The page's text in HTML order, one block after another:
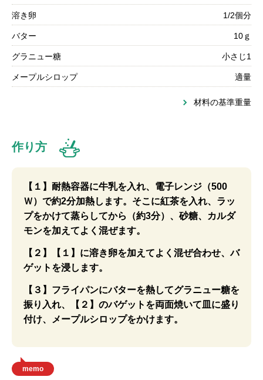
溶き卵 1/2個分
バター 10ｇ
グラニュー糖 小さじ1
メープルシロップ 適量
材料の基準重量
作り方
【１】耐熱容器に牛乳を入れ、電子レンジ（500
Ｗ）で約2分加熱します。そこに紅茶を入れ、ラッ
プをかけて蒸らしてから（約3分）、砂糖、カルダ
モンを加えてよく混ぜます。
【２】【１】に溶き卵を加えてよく混ぜ合わせ、バ
ゲットを浸します。
【３】フライパンにバターを熱してグラニュー糖を
振り入れ、【２】のバゲットを両面焼いて皿に盛り
付け、メープルシロップをかけます。
memo